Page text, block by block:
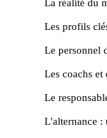
La réalité du
Les profils
Le personnel
Les coachs et
Le
L'alternance :